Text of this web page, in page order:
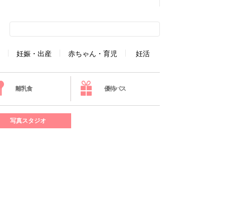
妊娠・出産 赤ちゃん・育児 妊活
離乳食 優待パス
写真スタジオ